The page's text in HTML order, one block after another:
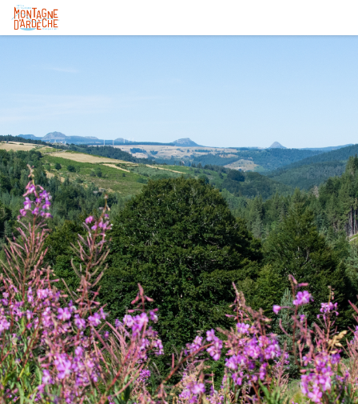
Serre de Piéfaud - Saint-Cirgues-en-Montagne